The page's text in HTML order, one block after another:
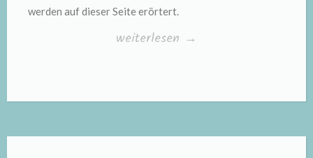
werden auf dieser Seite erörtert.
„Gesundheit“
weiterlesen →